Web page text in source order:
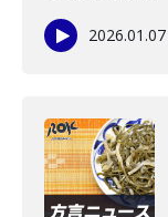
2026.01.07